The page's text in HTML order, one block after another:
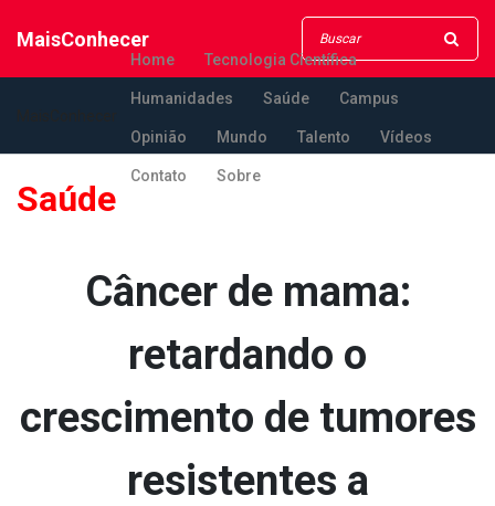
MaisConhecer
Home Tecnologia Científica
Humanidades Saúde Campus
Opinião Mundo Talento Vídeos
Contato Sobre
Saúde
Câncer de mama:
retardando o
crescimento de tumores
resistentes a